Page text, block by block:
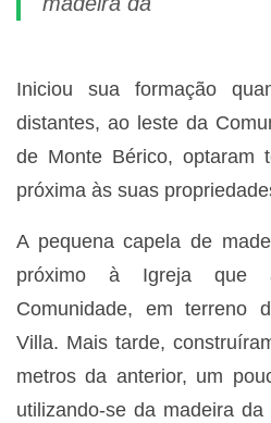
Iniciou sua formação
distantes, ao leste da
de Monte Bérico, optaram
próxima às suas
A pequena capela de
próximo à Igreja que
Comunidade, em terreno
Villa. Mais tarde,
metros da anterior, um
utilizando-se da madeira